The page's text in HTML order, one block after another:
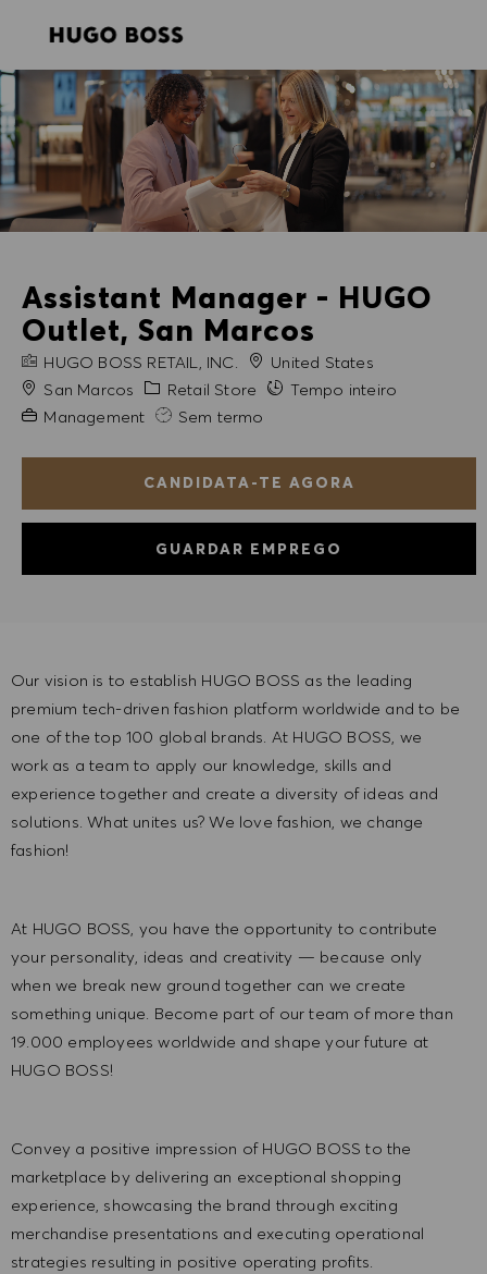
Assistant Manager - HUGO
Outlet, San Marcos
NOME DA EMPRESA
HUGO BOSS RETAIL, INC.
United States
Cidade
San Marcos Categoria
Retail Store
Tempo inteiro
Experiência exigida
Management Sem termo
CANDIDATA-TE AGORA
GUARDAR EMPREGO
Our vision is to establish HUGO BOSS as the leading
premium tech-driven fashion platform worldwide and to be
one of the top 100 global brands. At HUGO BOSS, we
work as a team to apply our knowledge, skills and
experience together and create a diversity of ideas and
solutions. What unites us? We love fashion, we change
fashion!
At HUGO BOSS, you have the opportunity to contribute
your personality, ideas and creativity — because only
when we break new ground together can we create
something unique. Become part of our team of more than
19.000 employees worldwide and shape your future at
HUGO BOSS!
Convey a positive impression of HUGO BOSS to the
marketplace by delivering an exceptional shopping
experience, showcasing the brand through exciting
merchandise presentations and executing operational
strategies resulting in positive operating profits.